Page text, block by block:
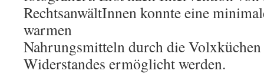
RechtsanwältInnen konnte eine
warmen
Nahrungsmitteln durch die Volxküchen
Widerstandes ermöglicht werden.